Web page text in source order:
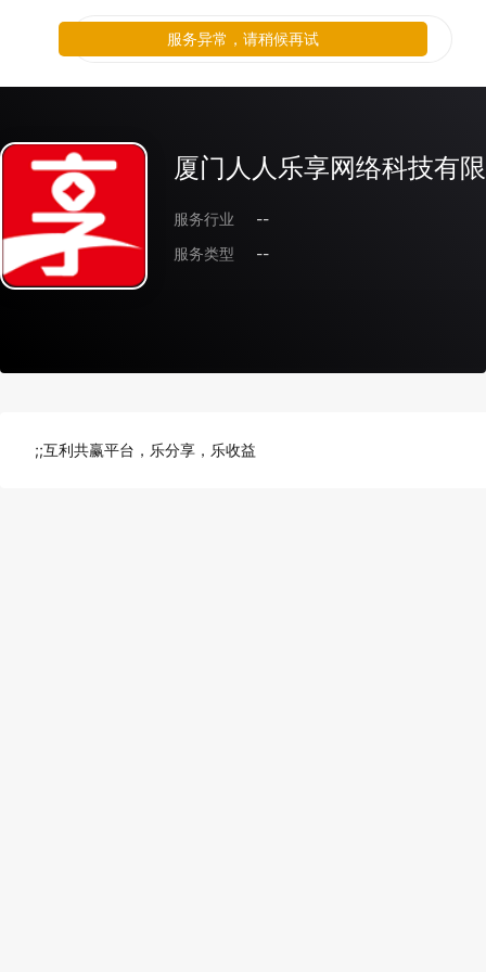
厦门人人乐享网络科技有
服务行业
--
服务类型
--
;;互利共赢平台，乐分享，乐收益
服务异常，请稍候再试